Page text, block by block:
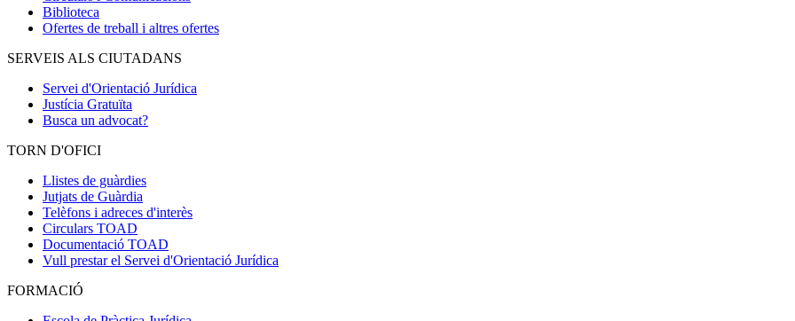
Biblioteca
Ofertes de treball i altres ofertes
SERVEIS ALS CIUTADANS
Servei d'Orientació Jurídica
Justícia Gratuïta
Busca un advocat?
TORN D'OFICI
Llistes de guàrdies
Jutjats de Guàrdia
Telèfons i adreces d'interès
Circulars TOAD
Documentació TOAD
Vull prestar el Servei d'Orientació Jurídica
FORMACIÓ